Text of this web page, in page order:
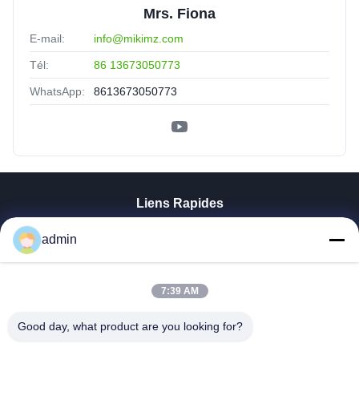
Mrs. Fiona
E-mail: info@mikimz.com
Tél: 86 13673050773
WhatsApp: 8613673050773
Liens Rapides
A Propos De Nous
Contrôle De La Qualité
admin
7:39 AM
Good day, what product are you looking for?